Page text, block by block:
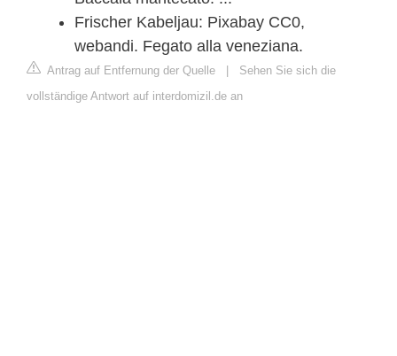
Frischer Kabeljau: Pixabay CC0,
webandi. Fegato alla veneziana.
Antrag auf Entfernung der Quelle | Sehen Sie sich die
vollständige Antwort auf interdomizil.de an